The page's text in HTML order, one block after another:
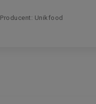
Producent: Unikfood